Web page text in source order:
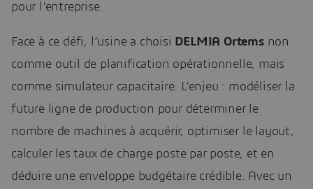
pour l’entreprise.
Face à ce défi, l’usine a choisi DELMIA Ortemsnon
comme outil de planification opérationnelle, mais
comme simulateur capacitaire. L’enjeu : modéliser la
future ligne de production pour déterminer le
nombre de machines à acquérir, optimiser le layout,
calculer les taux de charge poste par poste, et en
déduire une enveloppe budgétaire crédible. Avec un